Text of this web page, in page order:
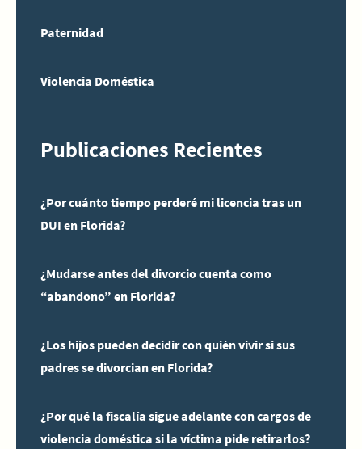
Paternidad
Violencia Doméstica
Publicaciones Recientes
¿Por cuánto tiempo perderé mi licencia tras un
DUI en Florida?
¿Mudarse antes del divorcio cuenta como
“abandono” en Florida?
¿Los hijos pueden decidir con quién vivir si sus
padres se divorcian en Florida?
¿Por qué la fiscalía sigue adelante con cargos de
violencia doméstica si la víctima pide retirarlos?